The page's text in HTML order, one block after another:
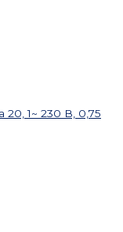
20, 1~ 230 В, 0,75